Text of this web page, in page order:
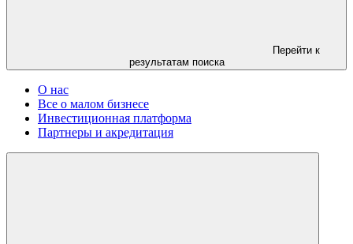
Перейти к
результатам поиска
О нас
Все о малом бизнесе
Инвестиционная платформа
Партнеры и акредитация